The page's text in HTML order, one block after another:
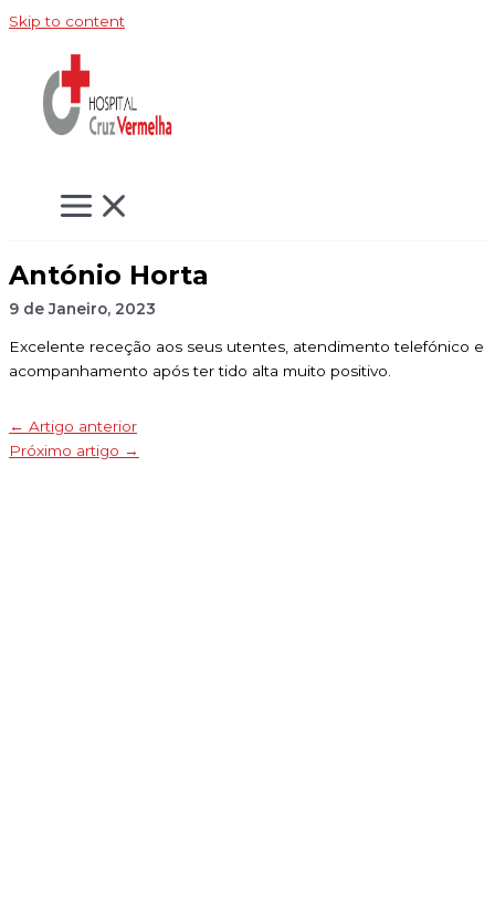
Skip to content
António Horta
9 de Janeiro, 2023
Excelente receção aos seus utentes, atendimento telefónico e
acompanhamento após ter tido alta muito positivo.
← Artigo anterior
Próximo artigo →